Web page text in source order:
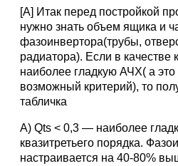
[A] Итак перед постройкой
нужно знать объем ящика и
фазоинвертора(трубы,
радиатора). Если в качестве
наиболее гладкую АЧХ( а
возможный критерий), то
табличка
А) Qts < 0,3 — наиболее
квазитретьего порядка.
настраивается на 40-80%